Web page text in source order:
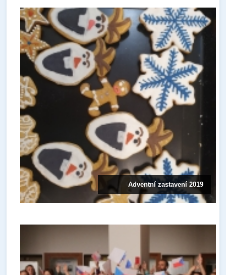
Adventní zastavení 2019